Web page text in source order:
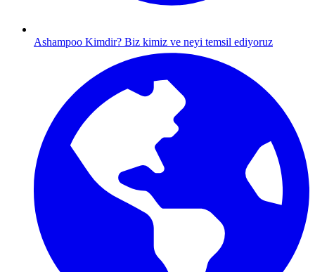
Ashampoo Kimdir? Biz kimiz ve neyi temsil ediyoruz